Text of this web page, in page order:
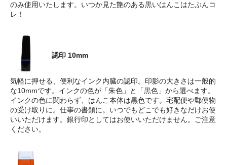
のみ使用いたします。いつか見た艶のある黒いはんこはたぶんコ
レ！
認印 10mm
気軽に押せる、便利なインク内臓の認印。印影の大きさは一般的
な10mmです。インクの色が「朱色」と「黒色」から選べます。
インクの色に関わらず、はんこ本体は黒色です。宅配便や郵便物
の受け取りに。仕事の書類に。いつでもどこでも好きなだけお使
いいただけます。銀行印としてはお使いいただけません。ご注意
ください。